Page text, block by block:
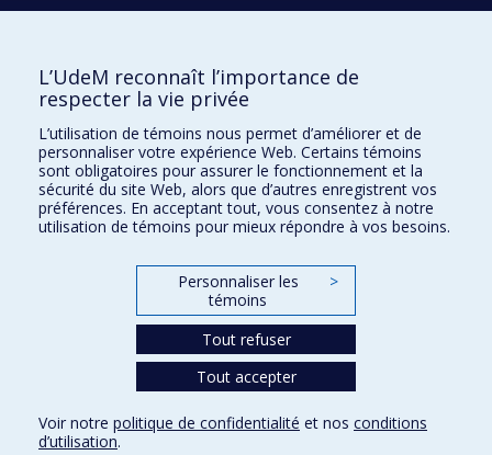
Kinésiologie et des sciences de l’activité physique
Orthophonie et audiologie
Réadaptation
Directions
DPC
CPASS
L’UdeM reconnaît l’importance de
respecter la vie privée
L’utilisation de témoins nous permet d’améliorer et de
personnaliser votre expérience Web. Certains témoins
sont obligatoires pour assurer le fonctionnement et la
sécurité du site Web, alors que d’autres enregistrent vos
préférences. En acceptant tout, vous consentez à notre
utilisation de témoins pour mieux répondre à vos besoins.
Personnaliser les
témoins
>
Tout refuser
Tout accepter
Voir notre politique de confidentialité et nos conditions
d’utilisation.